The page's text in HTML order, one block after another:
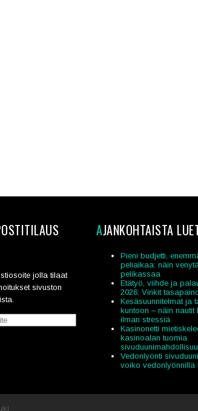
jolla tilaat
sivuston
AJANKOHTAISTA
Pieni budjetti,
peliaikaa: näin
pelikassaa
Etätyö, viihde ja
2026: Vinkit
Kesäsuunnitelmat ja
kuntoon – näin nautit
ilman stressiä
Kasinonetti
kasinoalan tuomia
Vedonlyönti
voiko vedonlyönnillä